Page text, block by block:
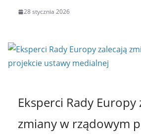
28 stycznia 2026
Eksperci Rady Europy
zmiany w rządowym